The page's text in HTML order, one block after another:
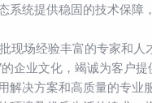
系统提供稳固的技术保障
现场经验丰富的专家和人
企业文化，竭诚为客户提
解决方案和高质量的专业